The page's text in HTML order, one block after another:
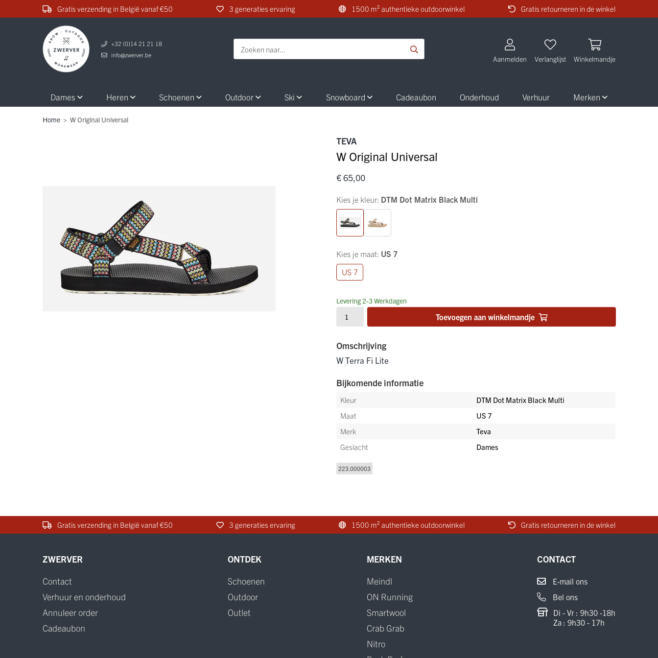
Gratis verzending in België vanaf €50 3 generaties ervaring 1500 m² authentieke outdoorwinkel Gratis retourneren in de winkel
+32 (0)14 21 21 18
info@zwerver.be
Aanmelden Verlanglijst Winkelmandje
Dames Heren Schoenen Outdoor Ski Snowboard Cadeaubon Onderhoud Verhuur Merken
Home > W Original Universal
TEVA
W Original Universal
€ 65,00
Kies je kleur: DTM Dot Matrix Black Multi
Kies je maat: US 7
US 7
Levering 2-3 Werkdagen
Toevoegen aan winkelmandje
Omschrijving
W Terra Fi Lite
Bijkomende informatie
Kleur
DTM Dot Matrix Black Multi
Maat
US 7
Merk
Teva
Geslacht
Dames
223.000003
Gratis verzending in België vanaf €50 3 generaties ervaring 1500 m² authentieke outdoorwinkel Gratis retourneren in de winkel
ZWERVER
Contact
Verhuur en onderhoud
Annuleer order
Cadeaubon
ONTDEK
Schoenen
Outdoor
Outlet
MERKEN
Meindl
ON Running
Smartwool
Crab Grab
Nitro
CONTACT
E-mail ons
Bel ons
Di - Vr : 9h30 -18h
Za : 9h30 - 17h